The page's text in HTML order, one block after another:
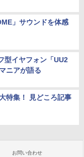
」サウンドを体感
型イヤフォン「UU2
ニアが語る
特集！ 見どころ記事
お問い合わせ